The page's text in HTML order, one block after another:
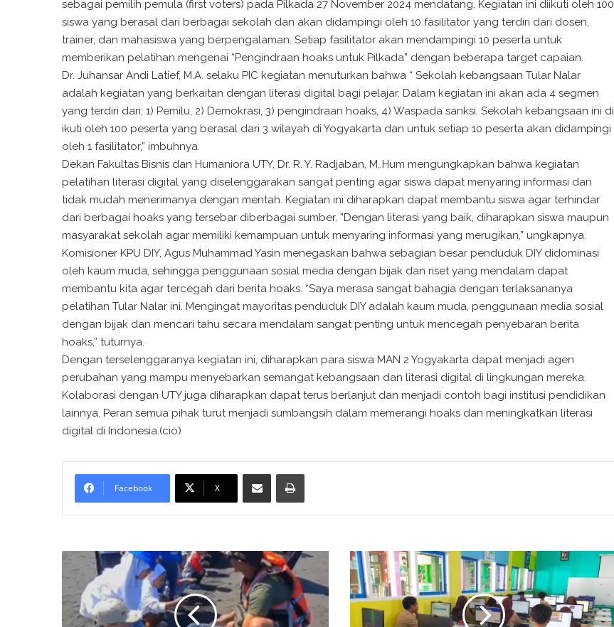
sebagai pemilih pemula (first voters) pada Pilkada 27 November 2024 mendatang. Kegiatan ini diikuti oleh 100
siswa yang berasal dari berbagai sekolah dan akan didampingi oleh 10 fasilitator yang terdiri dari dosen,
trainer, dan mahasiswa yang berpengalaman. Setiap fasilitator akan mendampingi 10 peserta untuk
memberikan pelatihan mengenai “Pengindraan hoaks untuk Pilkada” dengan beberapa target capaian.
Dr. Juhansar Andi Latief, M.A. selaku PIC kegiatan menuturkan bahwa “ Sekolah kebangsaan Tular Nalar
adalah kegiatan yang berkaitan dengan literasi digital bagi pelajar. Dalam kegiatan ini akan ada 4 segmen
yang terdiri dari; 1) Pemilu, 2) Demokrasi, 3) pengindraan hoaks, 4) Waspada sanksi. Sekolah kebangsaan ini di
ikuti oleh 100 peserta yang berasal dari 3 wilayah di Yogyakarta dan untuk setiap 10 peserta akan didampingi
oleh 1 fasilitator,” imbuhnya.
Dekan Fakultas Bisnis dan Humaniora UTY, Dr. R. Y. Radjaban, M,.Hum mengungkapkan bahwa kegiatan
pelatihan literasi digital yang diselenggarakan sangat penting agar siswa dapat menyaring informasi dan
tidak mudah menerimanya dengan mentah. Kegiatan ini diharapkan dapat membantu siswa agar terhindar
dari berbagai hoaks yang tersebar diberbagai sumber. ”Dengan literasi yang baik, diharapkan siswa maupun
masyarakat sekolah agar memiliki kemampuan untuk menyaring informasi yang merugikan,” ungkapnya.
Komisioner KPU DIY, Agus Muhammad Yasin menegaskan bahwa sebagian besar penduduk DIY didominasi
oleh kaum muda, sehingga penggunaan sosial media dengan bijak dan riset yang mendalam dapat
membantu kita agar tercegah dari berita hoaks. “Saya merasa sangat bahagia dengan terlaksananya
pelatihan Tular Nalar ini. Mengingat mayoritas penduduk DIY adalah kaum muda, penggunaan media sosial
dengan bijak dan mencari tahu secara mendalam sangat penting untuk mencegah penyebaran berita
hoaks,” tuturnya.
Dengan terselenggaranya kegiatan ini, diharapkan para siswa MAN 2 Yogyakarta dapat menjadi agen
perubahan yang mampu menyebarkan semangat kebangsaan dan literasi digital di lingkungan mereka.
Kolaborasi dengan UTY juga diharapkan dapat terus berlanjut dan menjadi contoh bagi institusi pendidikan
lainnya. Peran semua pihak turut menjadi sumbangsih dalam memerangi hoaks dan meningkatkan literasi
digital di Indonesia.(cio)
Facebook X
A
u
n
"
C
i
p